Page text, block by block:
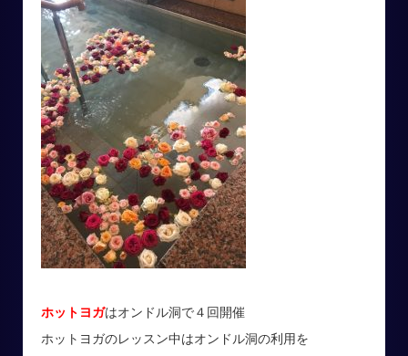
ホットヨガはオンドル洞で４回開催
ホットヨガのレッスン中はオンドル洞の利用を